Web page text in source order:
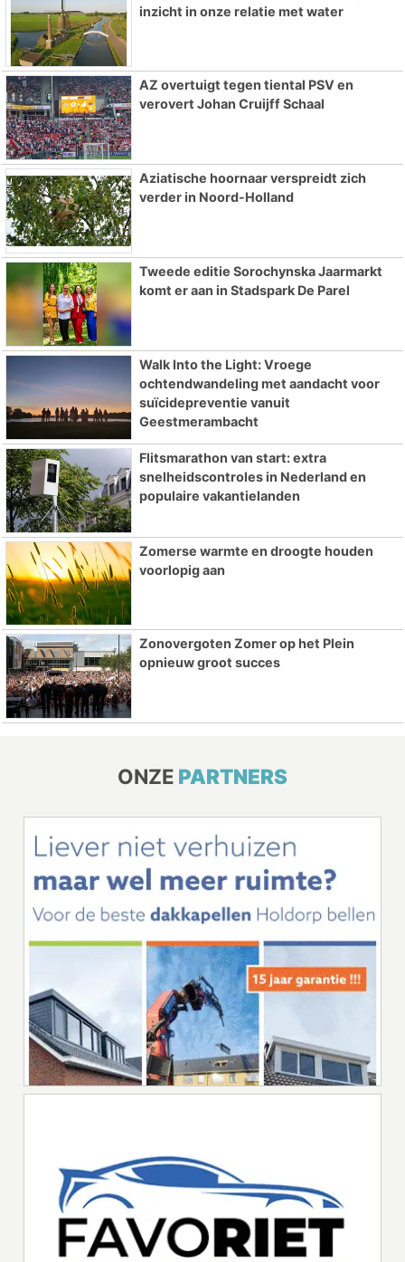
inzicht in onze relatie met water
AZ overtuigt tegen tiental PSV en
verovert Johan Cruijff Schaal
Aziatische hoornaar verspreidt zich
verder in Noord-Holland
Tweede editie Sorochynska Jaarmarkt
komt er aan in Stadspark De Parel
Walk Into the Light: Vroege
ochtendwandeling met aandacht voor
suïcidepreventie vanuit
Geestmerambacht
Flitsmarathon van start: extra
snelheidscontroles in Nederland en
populaire vakantielanden
Zomerse warmte en droogte houden
voorlopig aan
Zonovergoten Zomer op het Plein
opnieuw groot succes
ONZE PARTNERS